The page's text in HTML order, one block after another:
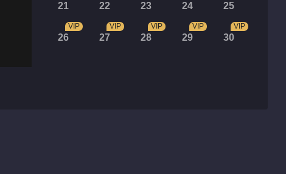
21 22 23 24 25
26
VIP
27
VIP
28
VIP
29
VIP
30
VIP